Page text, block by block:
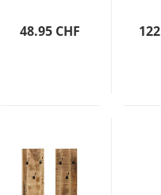
48.95 CHF